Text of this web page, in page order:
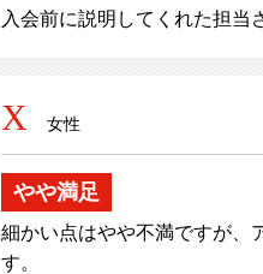
入会前に説明してくれた担当
X 女性
やや満足
細かい点はやや不満ですが、
す。